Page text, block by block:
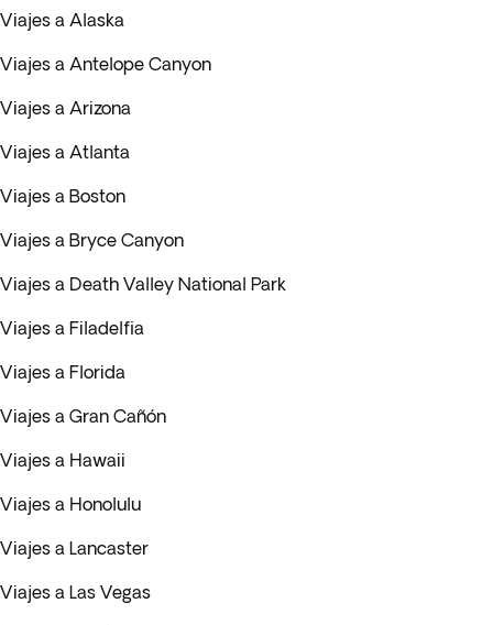
Viajes a Alaska
Viajes a Antelope Canyon
Viajes a Arizona
Viajes a Atlanta
Viajes a Boston
Viajes a Bryce Canyon
Viajes a Death Valley National Park
Viajes a Filadelfia
Viajes a Florida
Viajes a Gran Cañón
Viajes a Hawaii
Viajes a Honolulu
Viajes a Lancaster
Viajes a Las Vegas